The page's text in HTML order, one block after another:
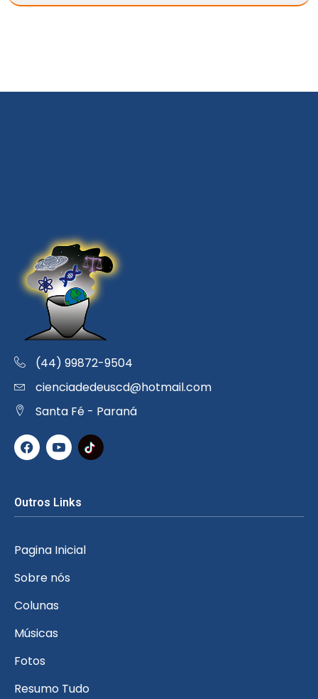
(44) 99872-9504
cienciadedeuscd@hotmail.com
Santa Fé - Paraná
Outros Links
Pagina Inicial
Sobre nós
Colunas
Músicas
Fotos
Resumo Tudo